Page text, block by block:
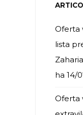
Oferta
lista
ha 14/
Oferta